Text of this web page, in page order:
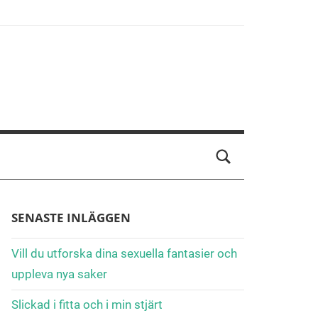
SENASTE INLÄGGEN
Vill du utforska dina sexuella fantasier och
uppleva nya saker
Slickad i fitta och i min stjärt